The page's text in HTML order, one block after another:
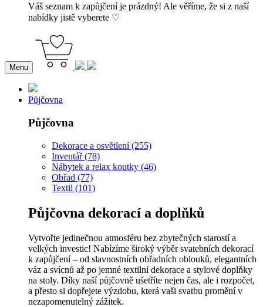
Váš seznam k zapůjčení je prázdný! Ale věříme, že si z naší
nabídky jistě vyberete ♡
Menu
Půjčovna
Půjčovna
Dekorace a osvětlení (255)
Inventář (78)
Nábytek a relax koutky (46)
Obřad (77)
Textil (101)
Půjčovna dekorací a doplňků
Vytvořte jedinečnou atmosféru bez zbytečných starostí a
velkých investic! Nabízíme široký výběr svatebních dekorací
k zapůjčení – od slavnostních obřadních oblouků, elegantních
váz a svícnů až po jemné textilní dekorace a stylové doplňky
na stoly. Díky naší půjčovně ušetříte nejen čas, ale i rozpočet,
a přesto si dopřejete výzdobu, která vaši svatbu promění v
nezapomenutelný zážitek.